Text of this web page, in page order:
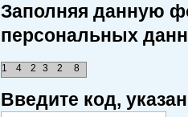
Заполняя данную
персональных
8
2 2
3
4
1
Введите код,